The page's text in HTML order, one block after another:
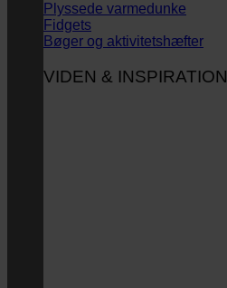
Plyssede varmedunke
Fidgets
Bøger og aktivitetshæfter
VIDEN & INSPIRATION